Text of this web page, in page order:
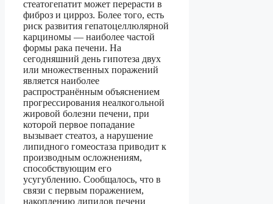
стеатогепатит может перерасти в
фиброз и цирроз. Более того, есть
риск развития гепатоцеллюлярной
карциномы — наиболее частой
формы рака печени. На
сегодняшний день гипотеза двух
или множественных поражений
является наиболее
распространённым объяснением
прогрессирования неалкогольной
жировой болезни печени, при
которой первое попадание
вызывает стеатоз, а нарушение
липидного гомеостаза приводит к
производным осложнениям,
способствующим его
усугублению. Сообщалось, что в
связи с первым поражением,
накоплению липидов печени